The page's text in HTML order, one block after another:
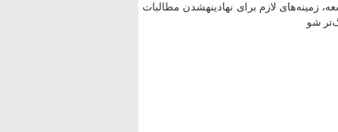
زمینه‌های لازم برای نهادینه­شدن مطالبات
شو